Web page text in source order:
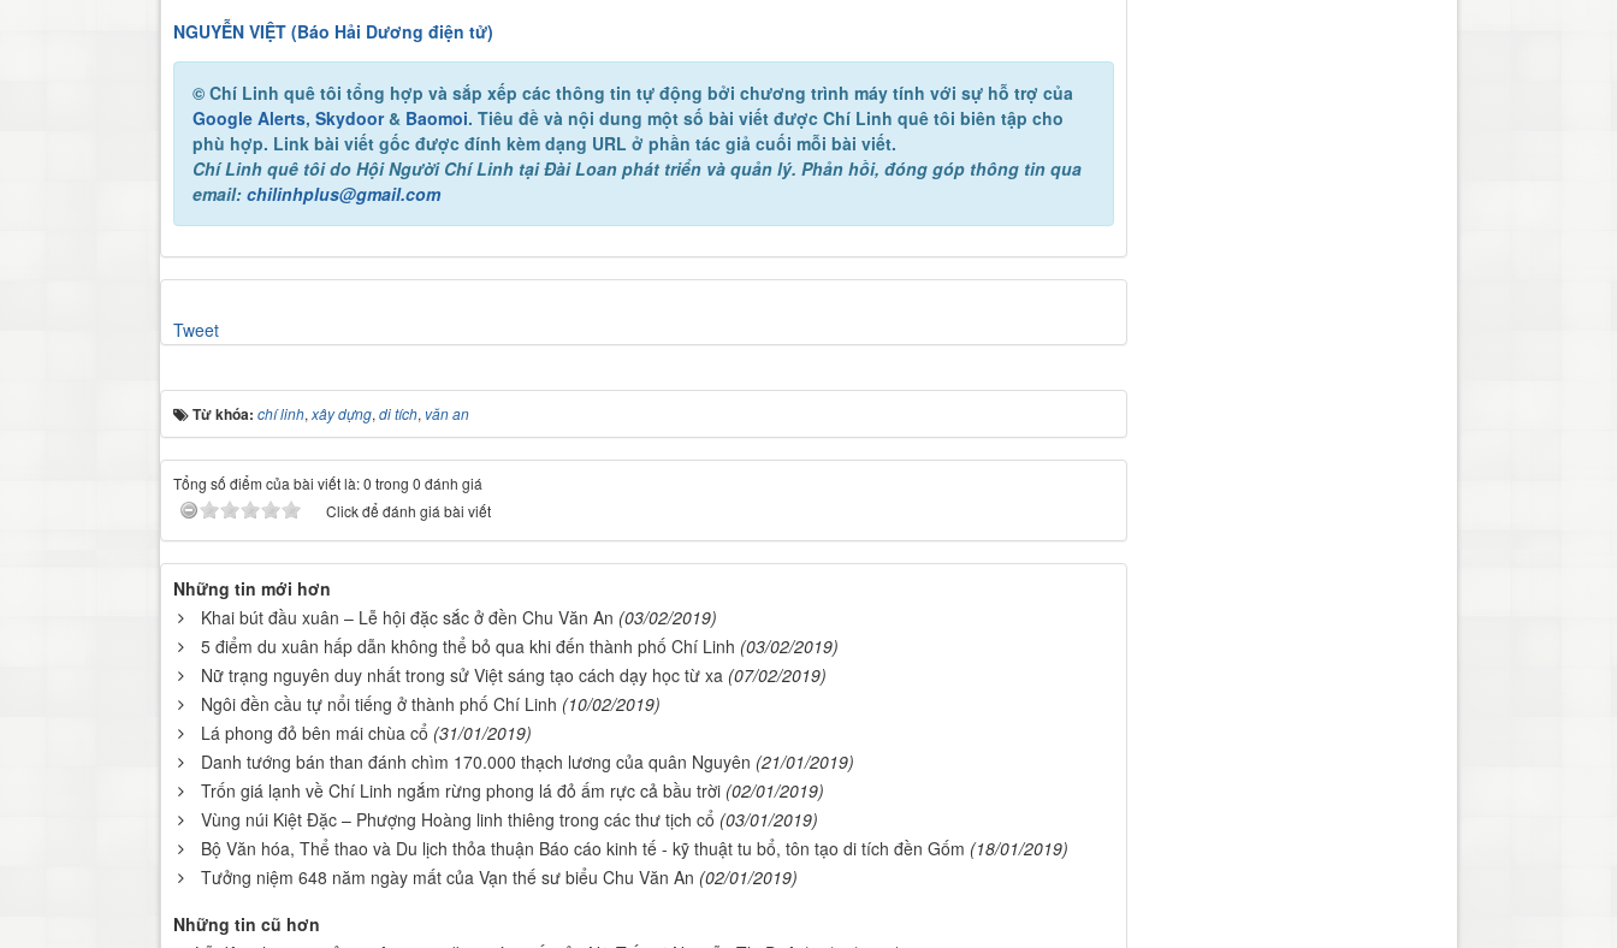
NGUYỄN VIỆT (Báo Hải Dương điện tử)
© Chí Linh quê tôi tổng hợp và sắp xếp các thông tin tự động bởi chương trình máy tính với sự hỗ trợ của
Google Alerts, Skydoor& Baomoi. Tiêu đề và nội dung một số bài viết được Chí Linh quê tôi biên tập cho
phù hợp. Link bài viết gốc được đính kèm dạng URL ở phần tác giả cuối mỗi bài viết.
Chí Linh quê tôido Hội Người Chí Linh tại Đài Loan phát triển và quản lý. Phản hồi, đóng góp thông tin qua
email: chilinhplus@gmail.com
Tweet
Từ khóa: chí linh, xây dựng, di tích, văn an
Tổng số điểm của bài viết là: 0 trong 0 đánh giá
Click để đánh giá bài viết
Những tin mới hơn
Khai bút đầu xuân – Lễ hội đặc sắc ở đền Chu Văn An (03/02/2019)
5 điểm du xuân hấp dẫn không thể bỏ qua khi đến thành phố Chí Linh (03/02/2019)
Nữ trạng nguyên duy nhất trong sử Việt sáng tạo cách dạy học từ xa (07/02/2019)
Ngôi đền cầu tự nổi tiếng ở thành phố Chí Linh (10/02/2019)
Lá phong đỏ bên mái chùa cổ (31/01/2019)
Danh tướng bán than đánh chìm 170.000 thạch lương của quân Nguyên (21/01/2019)
Trốn giá lạnh về Chí Linh ngắm rừng phong lá đỏ ấm rực cả bầu trời (02/01/2019)
Vùng núi Kiệt Đặc – Phượng Hoàng linh thiêng trong các thư tịch cổ (03/01/2019)
Bộ Văn hóa, Thể thao và Du lịch thỏa thuận Báo cáo kinh tế - kỹ thuật tu bổ, tôn tạo di tích đền Gốm (18/01/2019)
Tưởng niệm 648 năm ngày mất của Vạn thế sư biểu Chu Văn An (02/01/2019)
Những tin cũ hơn